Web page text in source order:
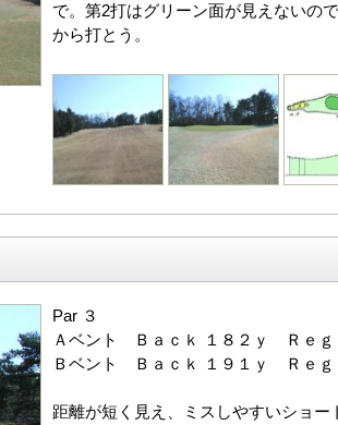
で。第2打はグリーン面が見えないの
から打とう。
Par ３
Ａベント Ｂａｃｋ １８２ｙ Ｒｅｇ
Ｂベント Ｂａｃｋ １９１ｙ Ｒｅｇ
距離が短く見え、ミスしやすいショ